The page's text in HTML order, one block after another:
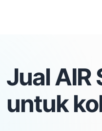
Jual AIR
untuk